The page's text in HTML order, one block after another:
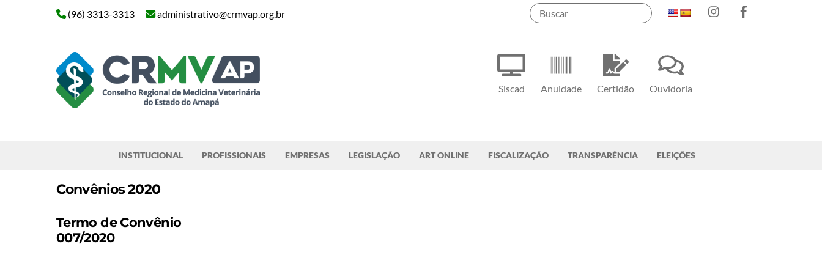
Siscad Anuidade Certidão Ouvidoria
Instagram
(96) 3313-3313
administrativo@crmvap.org.br
INSTITUCIONAL PROFISSIONAIS EMPRESAS LEGISLAÇÃO ART ONLINE FISCALIZAÇÃO TRANSPARÊNCIA ELEIÇÕES
Convênios 2020
Termo de Convênio
007/2020